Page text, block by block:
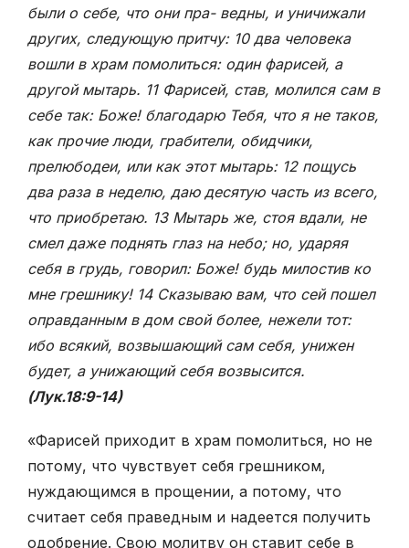
были о себе, что они пра- ведны, и уничижали
других, следующую притчу: 10 два человека
вошли в храм помолиться: один фарисей, а
другой мытарь. 11 Фарисей, став, молился сам в
себе так: Боже! благодарю Тебя, что я не таков,
как прочие люди, грабители, обидчики,
прелюбодеи, или как этот мытарь: 12 пощусь
два раза в неделю, даю десятую часть из всего,
что приобретаю. 13 Мытарь же, стоя вдали, не
смел даже поднять глаз на небо; но, ударяя
себя в грудь, говорил: Боже! будь милостив ко
мне грешнику! 14 Сказываю вам, что сей пошел
оправданным в дом свой более, нежели тот:
ибо всякий, возвышающий сам себя, унижен
будет, а унижающий себя возвысится.
(Лук.18:9-14)
«Фарисей приходит в храм помолиться, но не
потому, что чувствует себя грешником,
нуждающимся в прощении, а потому, что
считает себя праведным и надеется получить
одобрение. Свою молитву он ставит себе в